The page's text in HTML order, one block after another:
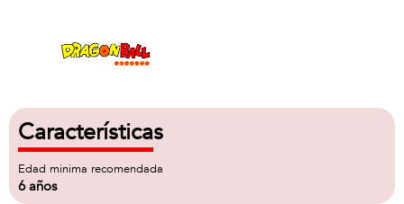
Características
Edad minima recomendada
6 años